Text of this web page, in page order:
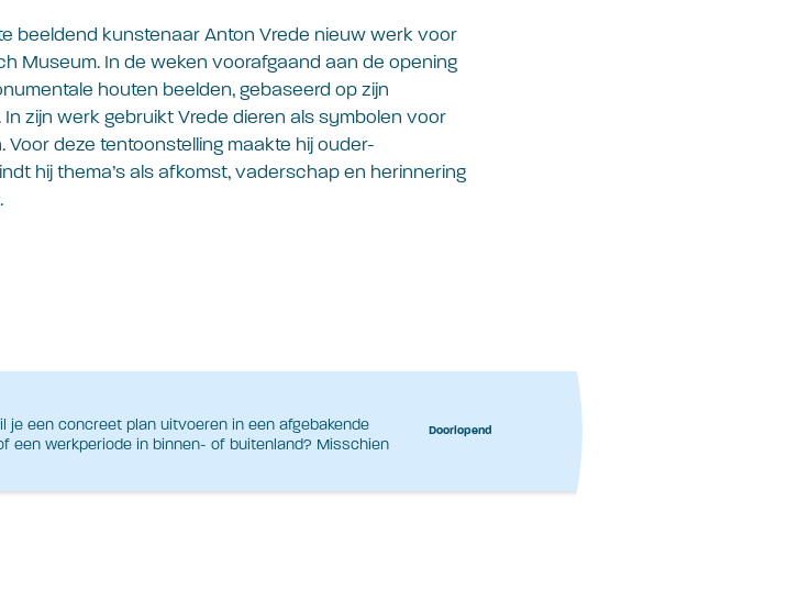
beeldend kunstenaar Anton Vrede nieuw werk voor
Museum. In de weken voorafgaand aan de opening
houten beelden, gebaseerd op zijn
zijn werk gebruikt Vrede dieren als symbolen voor
deze tentoonstelling maakte hij ouder-
hij thema’s als afkomst, vaderschap en herinnering
je een concreet plan uitvoeren in een afgebakende
een werkperiode in binnen- of buitenland? Misschien
Doorlopend